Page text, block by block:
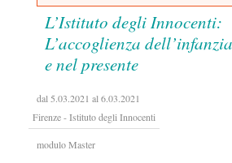
L’Istituto degli Innocenti:
L’accoglienza
e nel presente
dal 5.03.2021 al 6.03.2021
Firenze - Istituto degli Innocenti
modulo Master